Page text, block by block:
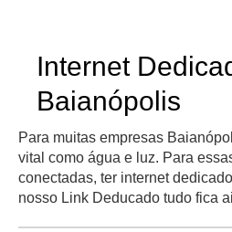
Internet
Baianópolis
Para muitas empresas
vital como água e luz. Para
conectadas, ter internet
nosso Link Deducado tudo fica